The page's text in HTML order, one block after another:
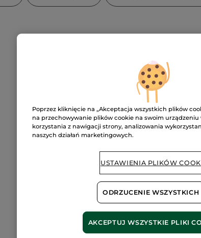
(1)
215.00 zł
Poprzez kliknięcie na „Akceptacja wszystkich plików
na przechowywanie plików cookie na swoim
korzystania z nawigacji strony, analizowania
naszych działań marketingowych.
USTAWIENIA PLIKÓW
ODRZUCENIE WSZYSTKICH
AKCEPTUJ WSZYSTKIE PLIKI